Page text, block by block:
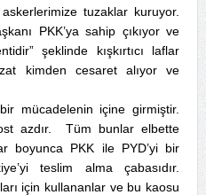
tuzaklar kuruyor.
PKK’ya sahip çıkıyor ve
şeklinde kışkırtıcı laflar
kimden cesaret alıyor ve
mücadelenin içine girmiştir.
azdır. Tüm bunlar elbette
boyunca PKK ile PYD’yi bir
teslim alma çabasıdır.
için kullananlar ve bu kaosu